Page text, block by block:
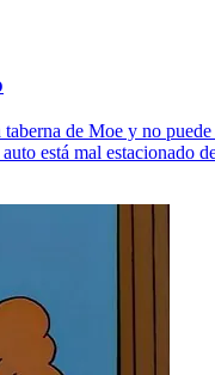
de Moe y no
está mal estacionado